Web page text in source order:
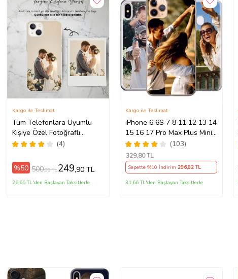
Tüm Telefonlara Uyumlu
Kişiye Özel Fotoğraflı
Telefon Kılıfı Modeller
(4)
Kargo ile Teslimat
%50 500,00 TL 249,90 TL
26,65 TL'den Başlayan Taksitlerle
iPhone 6 6S 7 8 11 12 13 14
15 16 17 Pro Max Plus Mini
Kılıf Kişiye Özel Resimli
Fotoğraflı Silikon
(103)
Kargo ile Teslimat
329,80 TL
Sepette %10 İndirim 296,82 TL
31,66 TL'den Başlayan Taksitlerle